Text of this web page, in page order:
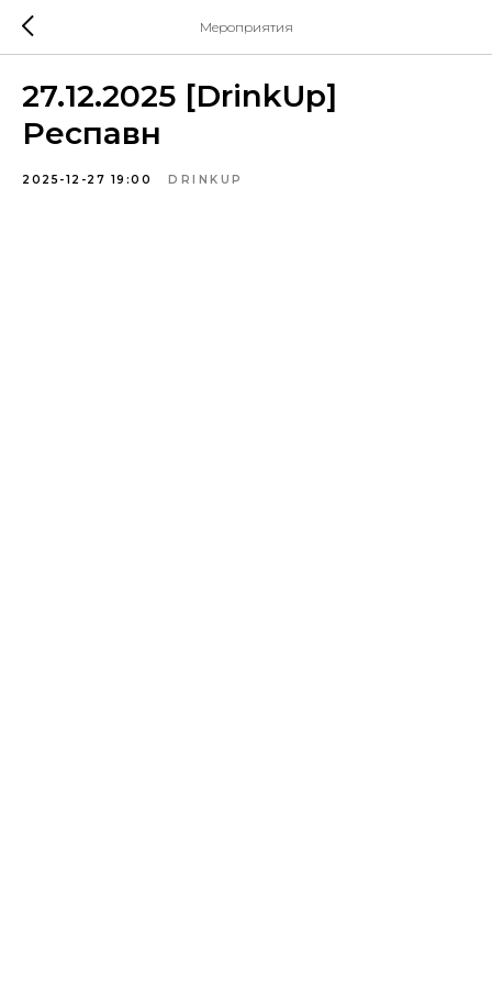
Мероприятия
27.12.2025 [DrinkUp]
Респавн
2025-12-27 19:00 DRINKUP